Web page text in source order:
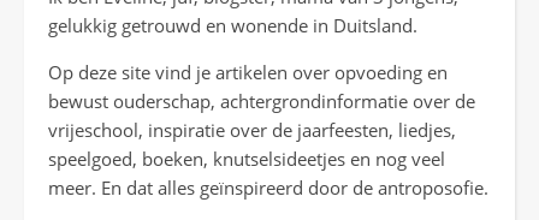
gelukkig getrouwd en wonende in Duitsland.
Op deze site vind je artikelen over opvoeding en
bewust ouderschap, achtergrondinformatie over de
vrijeschool, inspiratie over de jaarfeesten, liedjes,
speelgoed, boeken, knutselsideetjes en nog veel
meer. En dat alles geïnspireerd door de antroposofie.